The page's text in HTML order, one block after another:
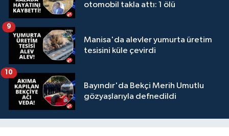
otomobil takla attı: 1 ölü
Manisa'da alevler yumurta üretim
tesisini küle çevirdi
9
Bayındır'da Bekçi Merih Umutlu
gözyaşlarıyla defnedildi
10